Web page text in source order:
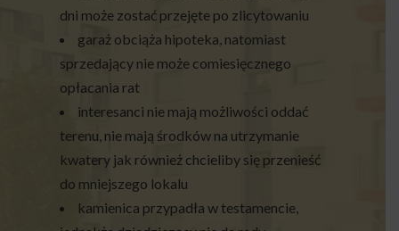
dni może zostać przejęte po zlicytowaniu
garaż obciąża hipoteka, natomiast
sprzedający nie może comiesięcznego
opłacania rat
interesanci nie mają możliwości oddać
terenu, nie mają środków na utrzymanie
kwatery jak również chcieliby się przenieść
do mniejszego lokalu
kamienica przypadła w testamencie,